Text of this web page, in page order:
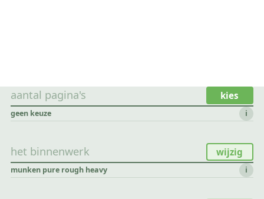
aantal pagina's kies
geen keuze i
het binnenwerk wijzig
munken pure rough heavy i